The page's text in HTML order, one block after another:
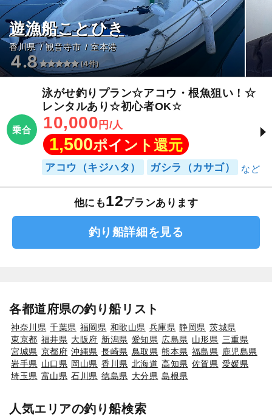
遊漁船ことひき
香川県 観音寺市 室本港
4.8 (4件)
乗合
泳がせ釣りプラン☆アコウ・根魚狙い！☆
レンタルあり☆初心者OK☆
10,000 円/人
1,500ポイント還元
アコウ（キジハタ） ガシラ（カサゴ）
他にも12プランあります
釣り船詳細を見る
各都道府県の釣り船リスト
神奈川県 千葉県 福岡県 和歌山県 兵庫県 静岡県 茨城県
東京都 福井県 大阪府 新潟県 愛知県 広島県 山形県 三重県
宮城県 京都府 沖縄県 長崎県 鳥取県 熊本県 福島県
鹿児島県
岩手県 山口県 岡山県 香川県 北海道 高知県 佐賀県 愛媛県
埼玉県 富山県 石川県 徳島県 大分県 島根県
人気エリアの釣り船検索